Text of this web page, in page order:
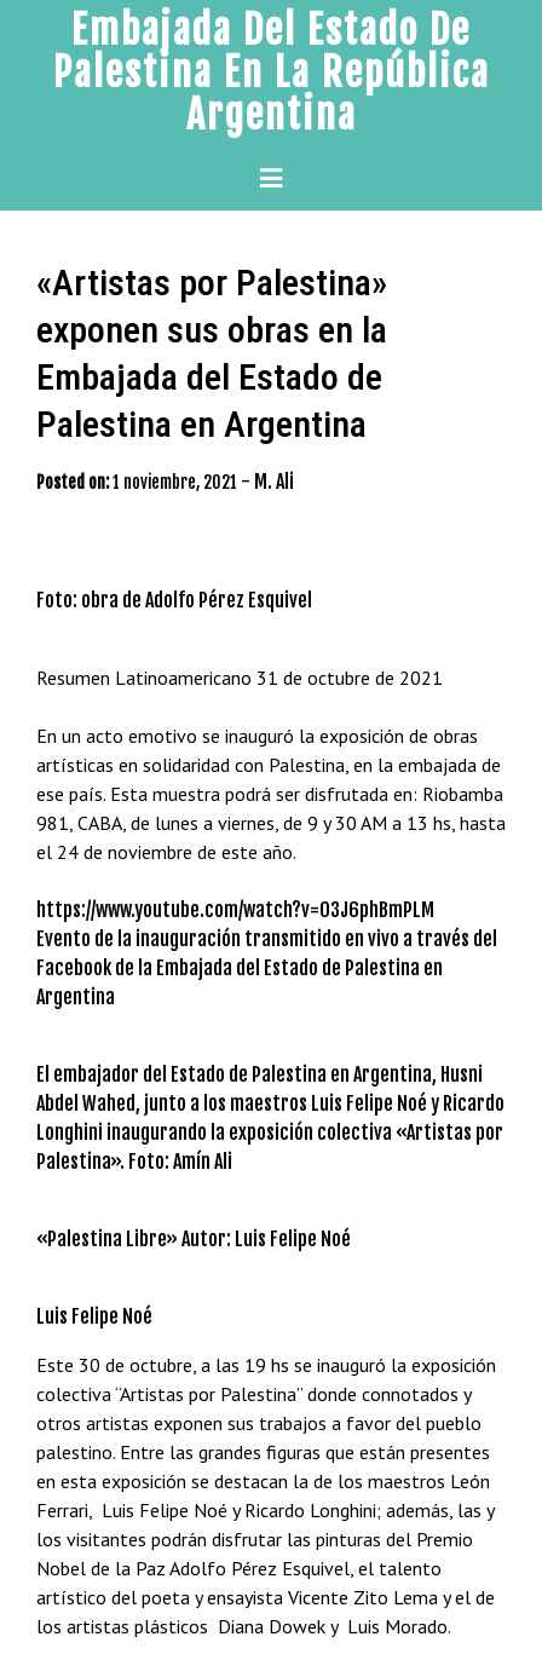
content
Embajada Del Estado De
Palestina En La República
Argentina
Primary
Menu
«Artistas por Palestina»
exponen sus obras en la
Embajada del Estado de
Palestina en Argentina
Posted on:1 noviembre, 2021 - M. Ali
Foto: obra de Adolfo Pérez Esquivel
Resumen Latinoamericano 31 de octubre de 2021
En un acto emotivo se inauguró la exposición de obras
artísticas en solidaridad con Palestina, en la embajada de
ese país. Esta muestra podrá ser disfrutada en: Riobamba
981, CABA, de lunes a viernes, de 9 y 30 AM a 13 hs, hasta
el 24 de noviembre de este año.
https://www.youtube.com/watch?v=O3J6phBmPLM
Evento de la inauguración transmitido en vivo a través del
Facebook de la Embajada del Estado de Palestina en
Argentina
El embajador del Estado de Palestina en Argentina, Husni
Abdel Wahed, junto a los maestros Luis Felipe Noé y Ricardo
Longhini inaugurando la exposición colectiva «Artistas por
Palestina». Foto: Amín Ali
«Palestina Libre» Autor: Luis Felipe Noé
Luis Felipe Noé
Este 30 de octubre, a las 19 hs se inauguró la exposición
colectiva “Artistas por Palestina” donde connotados y
otros artistas exponen sus trabajos a favor del pueblo
palestino. Entre las grandes figuras que están presentes
en esta exposición se destacan la de los maestros León
Ferrari, Luis Felipe Noé y Ricardo Longhini; además, las y
los visitantes podrán disfrutar las pinturas del Premio
Nobel de la Paz Adolfo Pérez Esquivel, el talento
artístico del poeta y ensayista Vicente Zito Lema y el de
los artistas plásticos Diana Dowek y Luis Morado.